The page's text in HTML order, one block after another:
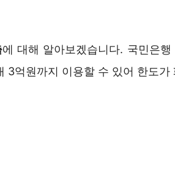
에 대해 알아보겠습니다. 국민은
3억원까지 이용할 수 있어 한도가